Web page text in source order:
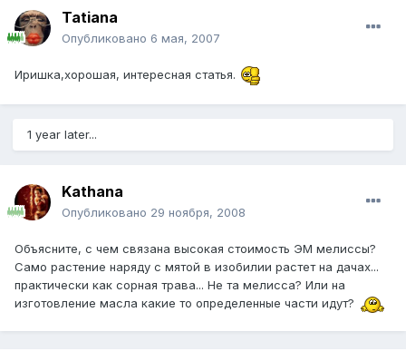
Tatiana
Опубликовано 6 мая, 2007
Иришка,хорошая, интересная статья.
1 year later...
Kathana
Опубликовано 29 ноября, 2008
Объясните, с чем связана высокая стоимость ЭМ мелиссы?
Само растение наряду с мятой в изобилии растет на дачах...
практически как сорная трава... Не та мелисса? Или на
изготовление масла какие то определенные части идут?